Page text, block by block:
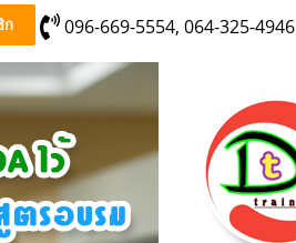
ก 096-669-5554, 064-325-4946